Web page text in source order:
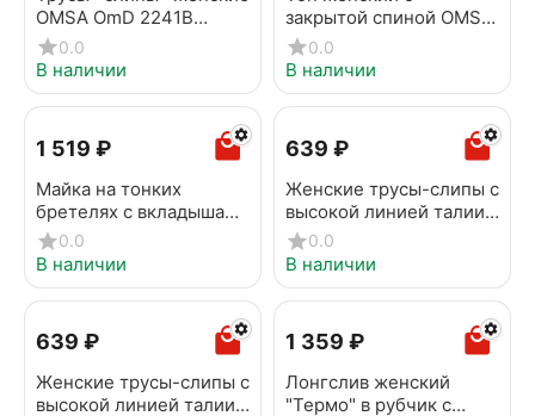
OMSA OmD 2241B
Invisible Slip Alto Militari
0.0
В наличии
закрытой спиной OMSA
1141B Invisible Avorio
0.0
В наличии
1 519 ₽
Майка на тонких
бретелях с вкладышами
OMSA 1211B OmD
Invisible Caramello
0.0
В наличии
‍639‍ ₽
Женские трусы-слипы с
высокой линией талии
OMSA OmD 2231B
Invisible Slip Maxi Avorio
0.0
В наличии
‍639‍ ₽
Женские трусы-слипы с
высокой линией талии
1 359 ₽
Лонгслив женский
"Термо" в рубчик с